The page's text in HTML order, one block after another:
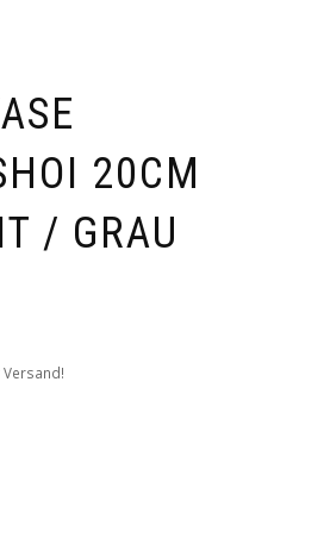
20CM
/ GRAU